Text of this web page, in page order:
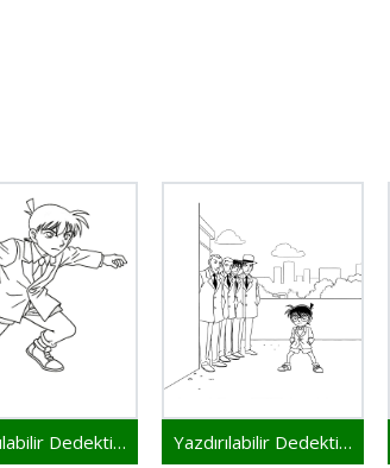
Yazdırılabilir Dedektif Conan Çocuklar İçin Yazdırılabilir Dedektif Conan Bedava